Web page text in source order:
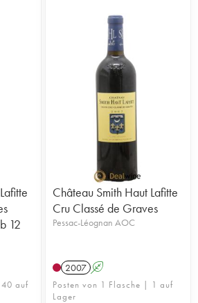
12
auf
Château Smith Haut Lafitte
Cru Classé de Graves
Pessac-Léognan AOC
2007 A
Posten von 1 Flasche | 1 auf
Lager